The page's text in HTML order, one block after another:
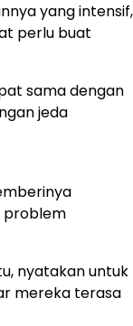
yang intensif,
perlu buat
sama dengan
jeda
problem
nyatakan untuk
mereka terasa